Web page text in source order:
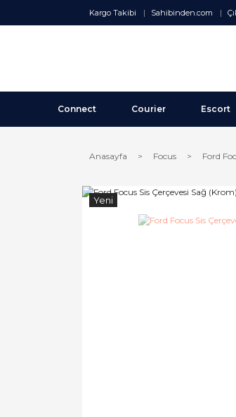
Kargo Takibi Sahibinden.com
Connect Courier Escort
Anasayfa Focus Ford
Yeni